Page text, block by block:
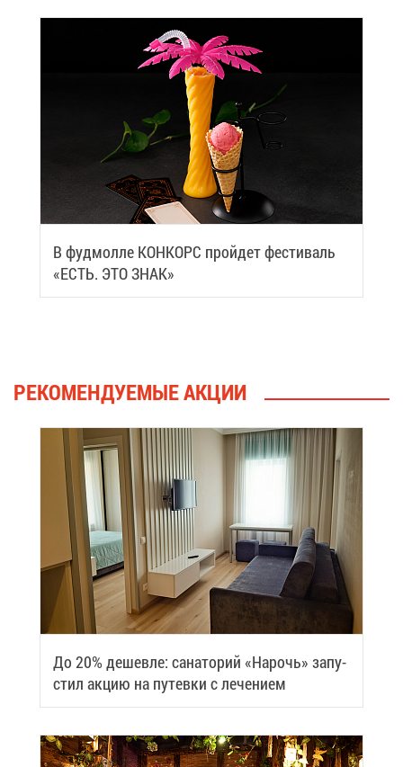
В фуд­мол­ле КОН­КОРС прой­дет фе­сти­валь
«ЕСТЬ. ЭТО ЗНАК»
РЕ­КО­МЕН­ДУ­Е­МЫЕ АК­ЦИИ
До 20% де­шев­ле: са­на­то­рий «На­рочь» за­пу­
стил ак­цию на пу­тев­ки с ле­че­ни­ем